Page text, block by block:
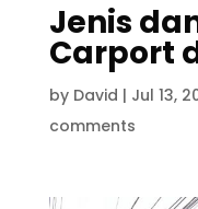
Jenis
Carport
by David | Jul 13,
comments